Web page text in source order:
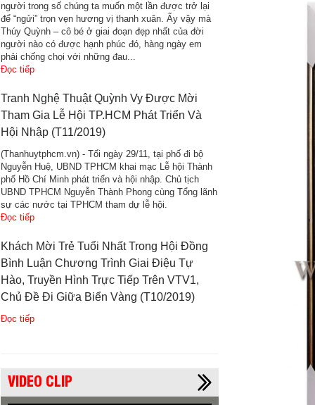
người trong số chúng ta muốn một lần được trở lại
để “ngửi” trọn vẹn hương vị thanh xuân. Ấy vậy mà
Thúy Quỳnh – cô bé ở giai đoạn đẹp nhất của đời
người nào có được hạnh phúc đó, hàng ngày em
phải chống chọi với những đau...
Đọc tiếp
Tranh Nghệ Thuật Quỳnh Vy Được Mời
Tham Gia Lễ Hội TP.HCM Phát Triển Và
Hội Nhập (T11/2019)
(Thanhuytphcm.vn) - Tối ngày 29/11, tại phố đi bộ
Nguyễn Huệ, UBND TPHCM khai mạc Lễ hội Thành
phố Hồ Chí Minh phát triển và hội nhập. Chủ tịch
UBND TPHCM Nguyễn Thành Phong cùng Tổng lãnh
sự các nước tại TPHCM tham dự lễ hội.
Đọc tiếp
Khách Mời Trẻ Tuổi Nhất Trong Hội Đồng
Bình Luận Chương Trình Giai Điệu Tự
Hào, Truyền Hình Trực Tiếp Trên VTV1,
Chủ Đề Đi Giữa Biển Vàng (T10/2019)
Đọc tiếp
VIDEO CLIP